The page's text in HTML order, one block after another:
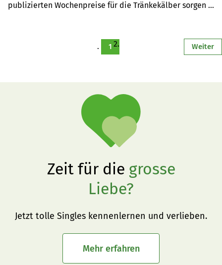
publizierten Wochenpreise für die Tränkekälber sorgen
1 Weiter
Zeit für die grosse
Liebe?
Jetzt tolle Singles kennenlernen und verlieben.
Mehr erfahren